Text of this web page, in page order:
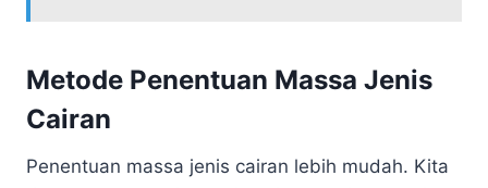
Metode Penentuan Massa Jenis
Cairan
Penentuan massa jenis cairan lebih mudah. Kita